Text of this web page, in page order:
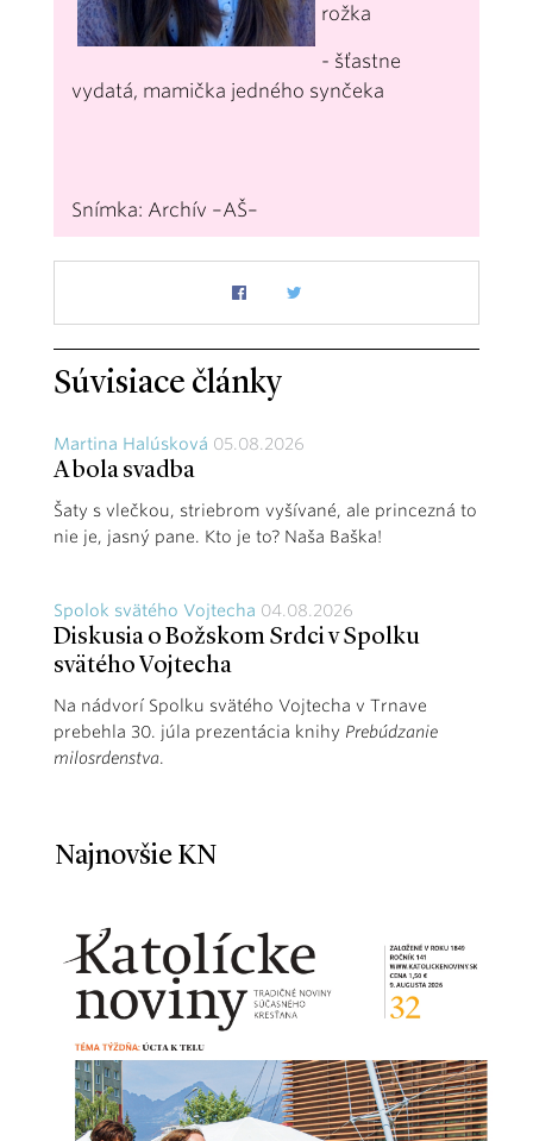
rožka
- šťastne
vydatá, mamička jedného synčeka
Snímka: Archív –AŠ–
Súvisiace články
Martina Halúsková 05.08.2026
A bola svadba
Šaty s vlečkou, striebrom vyšívané, ale princezná to
nie je, jasný pane. Kto je to? Naša Baška!
Spolok svätého Vojtecha 04.08.2026
Diskusia o Božskom Srdci v Spolku
svätého Vojtecha
Na nádvorí Spolku svätého Vojtecha v Trnave
prebehla 30. júla prezentácia knihy Prebúdzanie
milosrdenstva.
Najnovšie KN